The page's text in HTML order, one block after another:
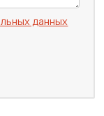
данных